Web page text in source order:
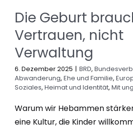
Die Geburt
Vertrauen, nicht
Verwaltung
6. Dezember 2025 | BRD,
Abwanderung, Ehe und Familie,
Soziales, Heimat und Identität, Mit
Warum wir Hebammen
eine Kultur, die Kinder